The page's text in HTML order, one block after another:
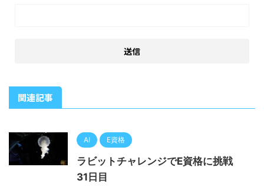
関連記事
AI E資格
ラビットチャレンジでE資格に挑戦
31日目